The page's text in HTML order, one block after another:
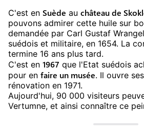
C'est en Suède au château de
pouvons admirer cette huile sur
demandée par Carl Gustaf
suédois et militaire, en 1654. La
termine 16 ans plus tard.
C'est en 1967 que l'Etat suédois
pour en faire un musée. Il ouvre
rénovation en 1971.
Aujourd'hui, 90 000 visiteurs
Vertumne, et ainsi connaître ce